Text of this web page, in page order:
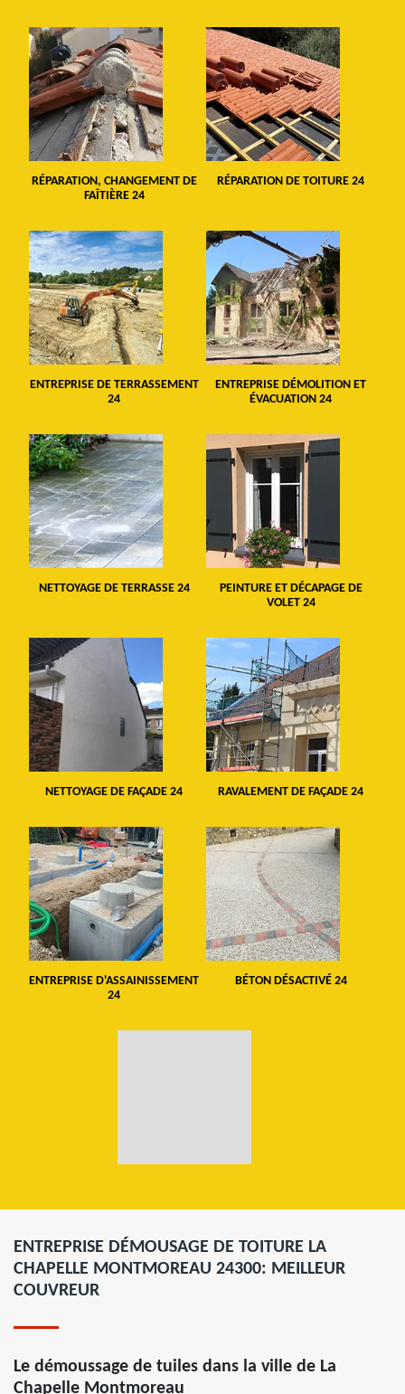
RÉPARATION, CHANGEMENT DE
FAÎTIÈRE 24
RÉPARATION DE TOITURE 24
ENTREPRISE DE TERRASSEMENT
24
ENTREPRISE DÉMOLITION ET
ÉVACUATION 24
NETTOYAGE DE TERRASSE 24
PEINTURE ET DÉCAPAGE DE
VOLET 24
NETTOYAGE DE FAÇADE 24 RAVALEMENT DE FAÇADE 24
ENTREPRISE D'ASSAINISSEMENT
24
BÉTON DÉSACTIVÉ 24
ENTREPRISE DÉMOUSAGE DE TOITURE LA
CHAPELLE MONTMOREAU 24300: MEILLEUR
COUVREUR
Le démoussage de tuiles dans la ville de La
Chapelle Montmoreau